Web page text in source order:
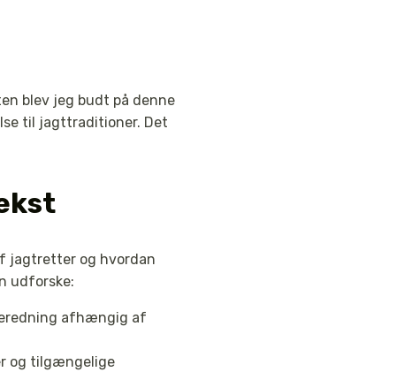
blev jeg budt på denne
til jagttraditioner. Det
jagtretter og hvordan
udforske:
afhængig af
og tilgængelige